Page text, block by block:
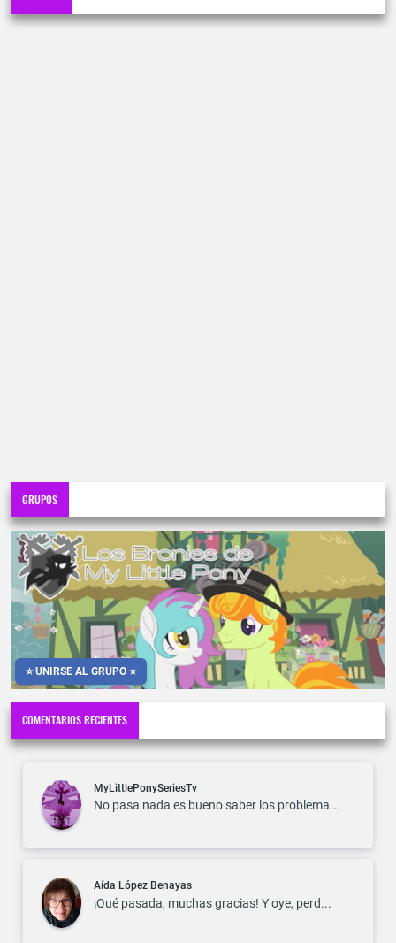
GRUPOS
⭐ UNIRSE AL GRUPO ⭐
COMENTARIOS RECIENTES
MyLittlePonySeriesTv
No pasa nada es bueno saber los problema...
Aída López Benayas
¡Qué pasada, muchas gracias! Y oye, perd...